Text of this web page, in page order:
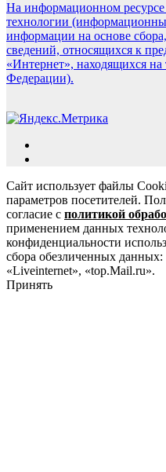
На информационном
технологии
информации на основе
сведений, относящихся к
«Интернет», находящихся
Федерации).
Сайт использует файлы
параметров посетителей.
согласие с политикой
применением данных
конфиденциальности
сбора обезличенных
«Liveinternet», «top.Mail.ru».
Принять